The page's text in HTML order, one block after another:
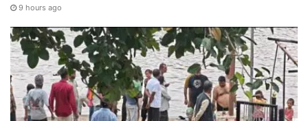
9 hours ago